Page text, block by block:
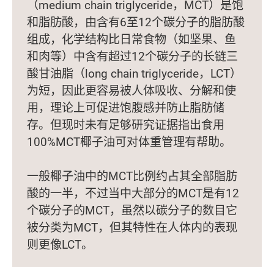
（medium chain triglyceride，MCT）是饱
和脂肪酸，由含有6至12个碳分子的脂肪酸
组成，化学结构比日常食物（如坚果、鱼
和肉等）中含有超过12个碳分子的长链三
酸甘油脂（long chain triglyceride，LCT）
为短，因此更容易被人体吸收、分解和使
用，理论上可促进饱腹感并防止脂肪储
存。但现时未有足够研究证据指出食用
100%MCT椰子油可对体重管理有帮助。
一般椰子油中的MCT比例约占其全部脂肪
酸的一半，不过当中大部分的MCT是有12
个碳分子的MCT，虽然以碳分子的数目它
被分类为MCT，但其特性在人体内的表现
则更像LCT。